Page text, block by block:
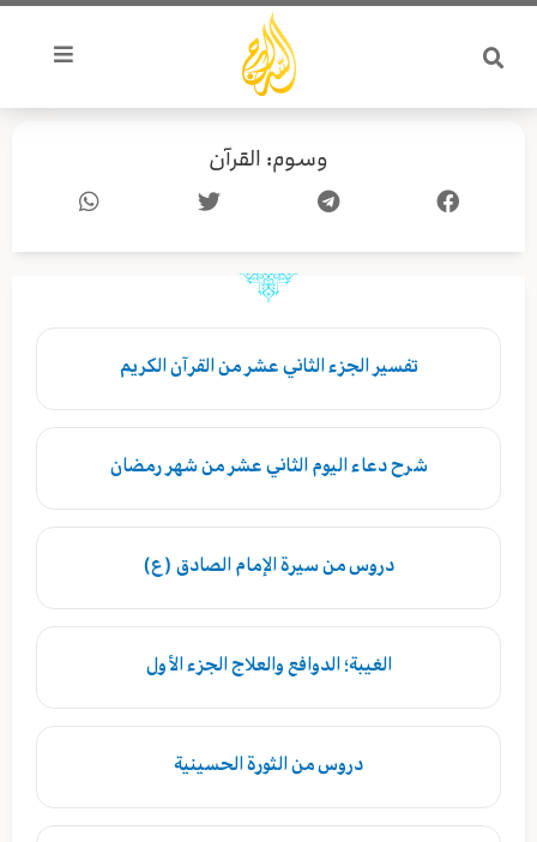
تخطي
المحتوى
وسوم: القرآن
تفسير الجزء الثاني عشر من القرآن الكريم
شرح دعاء اليوم الثاني عشر من شهر رمضان
دروس من سيرة الإمام الصادق (ع)
الغيبة؛ الدوافع والعلاج الجزء الأول
دروس من الثورة الحسينية